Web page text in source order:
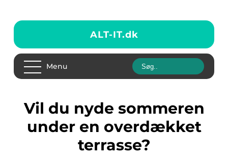
ALT-IT.dk
Menu
Vil du nyde sommeren
under en overdækket
terrasse?